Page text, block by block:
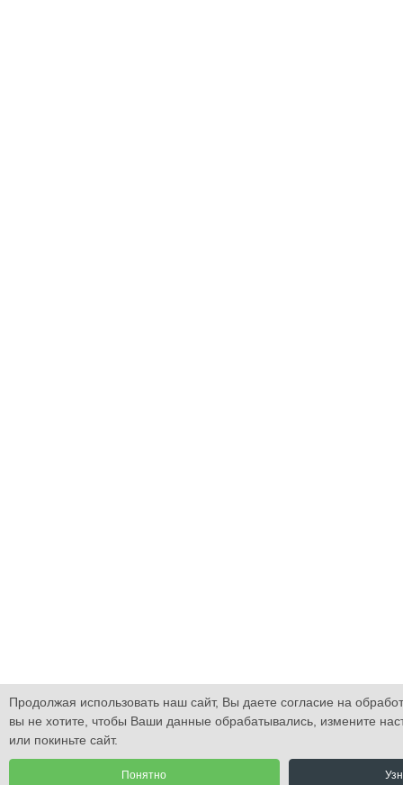
Продолжая использовать наш сайт, Вы даете согласие на
вы не хотите, чтобы Ваши данные обрабатывались, измените
или покиньте сайт.
Понятно